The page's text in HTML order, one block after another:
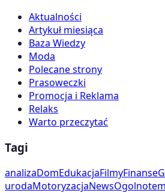
Aktualności
Artykuł miesiąca
Baza Wiedzy
Moda
Polecane strony
Prasoweczki
Promocja i Reklama
Relaks
Warto przeczytać
Tagi
analizaDomEdukacjaFilmyFinanse
urodaMotoryzacjaNews